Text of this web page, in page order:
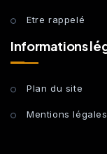
Etre rappelé
Informations
Plan du site
Mentions légales